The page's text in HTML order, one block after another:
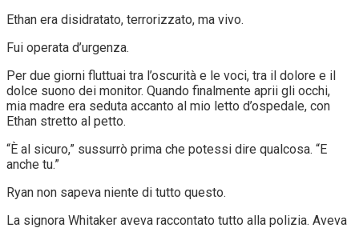
Ethan era disidratato, terrorizzato, ma vivo.
Fui operata d’urgenza.
Per due giorni fluttuai tra l’oscurità e le voci, tra il dolore e il
dolce suono dei monitor. Quando finalmente aprii gli occhi,
mia madre era seduta accanto al mio letto d’ospedale, con
Ethan stretto al petto.
“È al sicuro,” sussurrò prima che potessi dire qualcosa. “E
anche tu.”
Ryan non sapeva niente di tutto questo.
La signora Whitaker aveva raccontato tutto alla polizia. Aveva